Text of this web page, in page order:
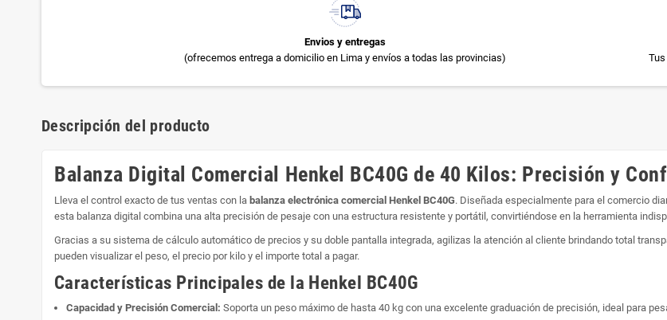
Envios y entregas
(ofrecemos entrega a domicilio en Lima y envíos a todas las provincias)
Descripción del producto
Balanza Digital Comercial Henkel BC40G de 40 Kilos: Precisión y
Lleva el control exacto de tus ventas con la balanza electrónica comercial Henkel BC40G. Diseñada especialmente para el comercio
esta balanza digital combina una alta precisión de pesaje con una estructura resistente y portátil, convirtiéndose en la herramienta
Gracias a su sistema de cálculo automático de precios y su doble pantalla integrada, agilizas la atención al cliente brindando total
pueden visualizar el peso, el precio por kilo y el importe total a pagar.
Características Principales de la Henkel BC40G
Capacidad y Precisión Comercial: Soporta un peso máximo de hasta 40 kg con una excelente graduación de precisión, ideal para